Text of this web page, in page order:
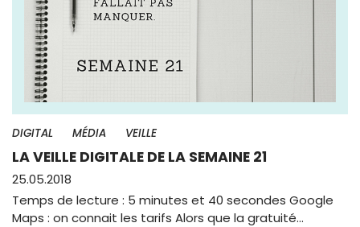
DIGITAL MÉDIA VEILLE
LA VEILLE DIGITALE DE LA SEMAINE 21
25.05.2018
Temps de lecture : 5 minutes et 40 secondes Google
Maps : on connait les tarifs Alors que la gratuité…